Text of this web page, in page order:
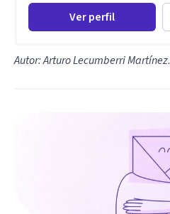
Ver perfil
Autor: Arturo Lecumberri Martínez.